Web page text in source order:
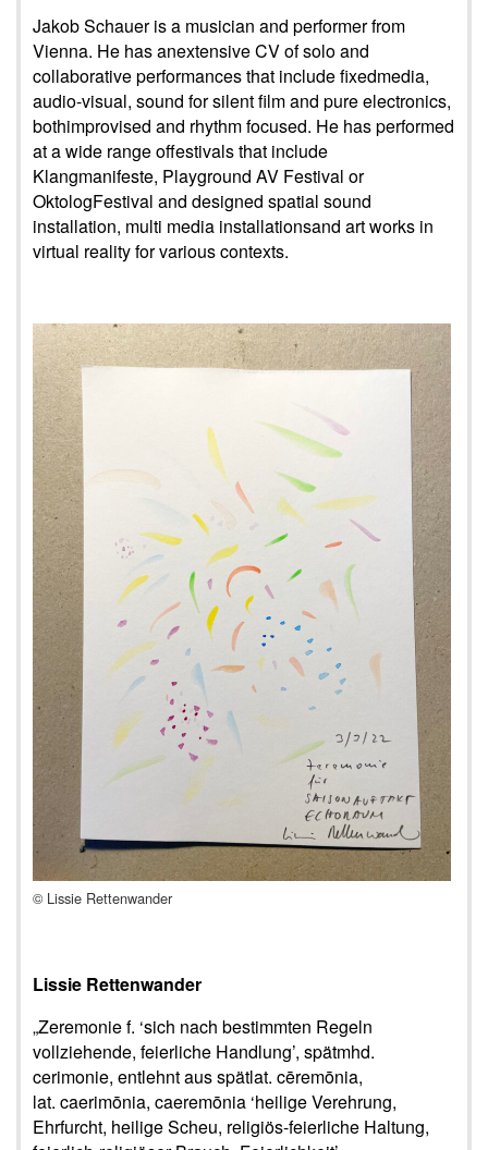
Jakob Schauer is a musician and performer from
Vienna. He has anextensive CV of solo and
collaborative performances that include fixedmedia,
audio-visual, sound for silent film and pure electronics,
bothimprovised and rhythm focused. He has performed
at a wide range offestivals that include
Klangmanifeste, Playground AV Festival or
OktologFestival and designed spatial sound
installation, multi media installationsand art works in
virtual reality for various contexts.
© Lissie Rettenwander
Lissie Rettenwander
„Zeremonie f. ‘sich nach bestimmten Regeln
vollziehende, feierliche Handlung’, spätmhd.
cerimonie, entlehnt aus spätlat. cēremōnia,
lat. caerimōnia, caeremōnia ‘heilige Verehrung,
Ehrfurcht, heilige Scheu, religiös-feierliche Haltung,